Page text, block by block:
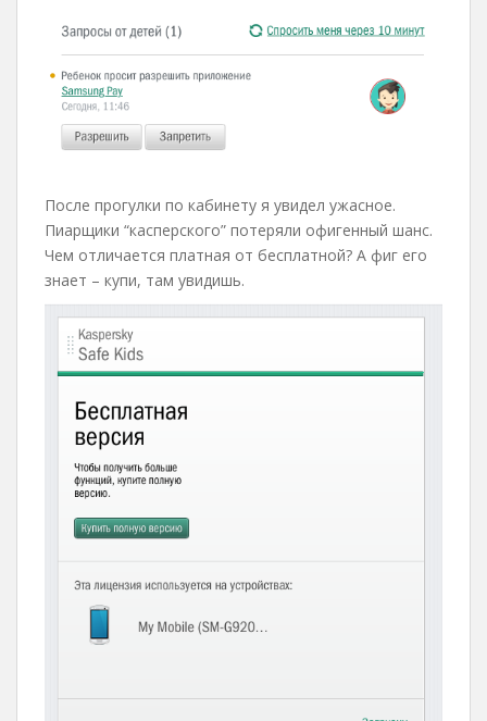
После прогулки по кабинету я увидел ужасное.
Пиарщики “касперского” потеряли офигенный шанс.
Чем отличается платная от бесплатной? А фиг его
знает – купи, там увидишь.